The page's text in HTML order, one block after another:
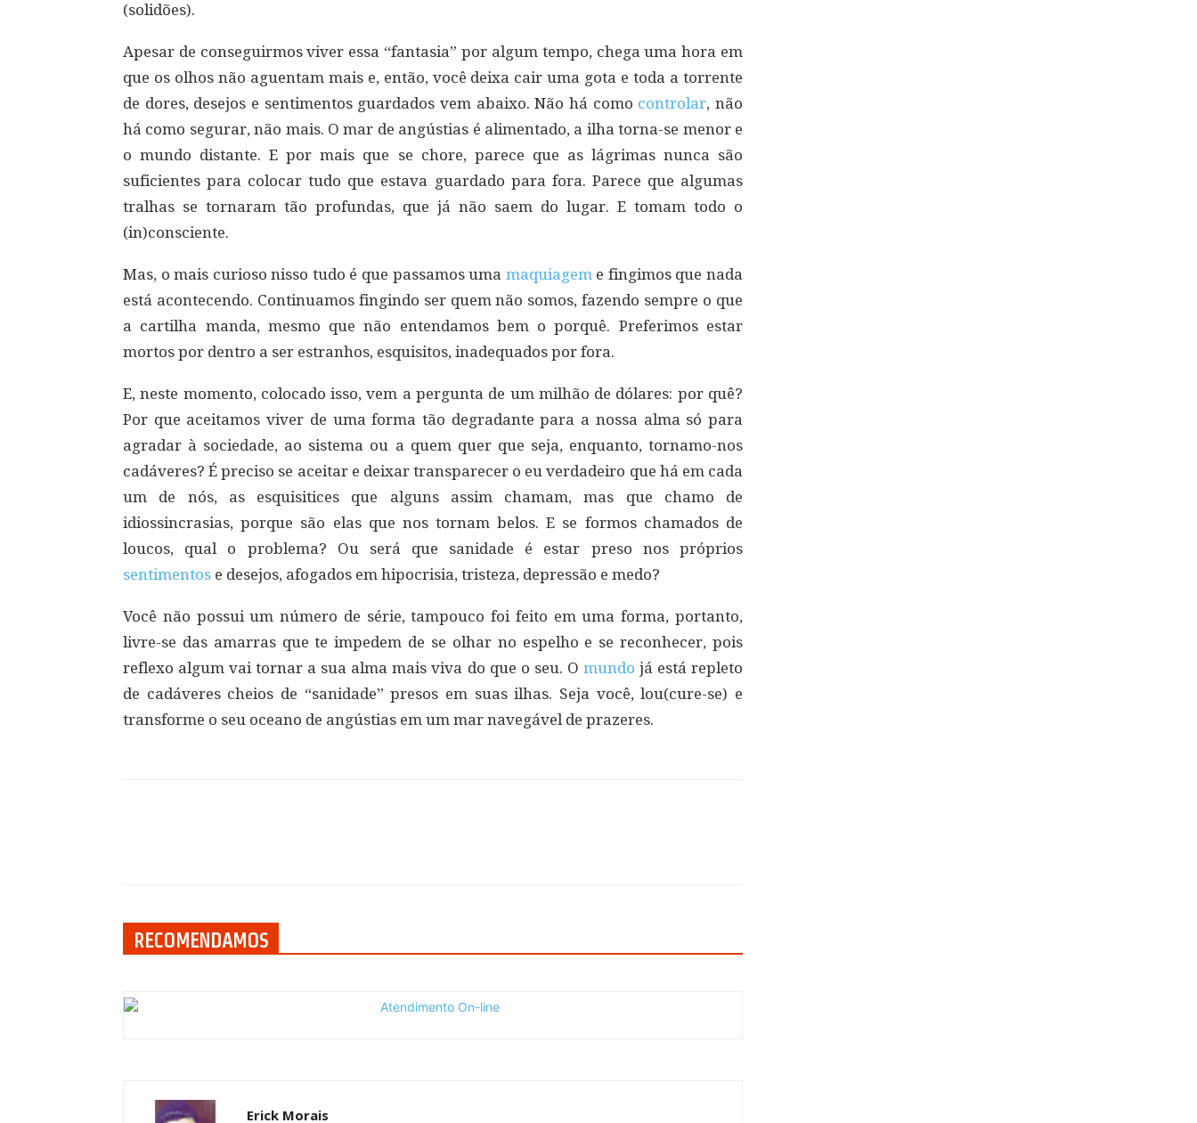
(solidões).
Apesar de conseguirmos viver essa “fantasia” por algum tempo, chega uma hora em
que os olhos não aguentam mais e, então, você deixa cair uma gota e toda a torrente
de dores, desejos e sentimentos guardados vem abaixo. Não há como controlar, não
há como segurar, não mais. O mar de angústias é alimentado, a ilha torna-se menor e
o mundo distante. E por mais que se chore, parece que as lágrimas nunca são
suficientes para colocar tudo que estava guardado para fora. Parece que algumas
tralhas se tornaram tão profundas, que já não saem do lugar. E tomam todo o
(in)consciente.
Mas, o mais curioso nisso tudo é que passamos uma maquiageme fingimos que nada
está acontecendo. Continuamos fingindo ser quem não somos, fazendo sempre o que
a cartilha manda, mesmo que não entendamos bem o porquê. Preferimos estar
mortos por dentro a ser estranhos, esquisitos, inadequados por fora.
E, neste momento, colocado isso, vem a pergunta de um milhão de dólares: por quê?
Por que aceitamos viver de uma forma tão degradante para a nossa alma só para
agradar à sociedade, ao sistema ou a quem quer que seja, enquanto, tornamo-nos
cadáveres? É preciso se aceitar e deixar transparecer o eu verdadeiro que há em cada
um de nós, as esquisitices que alguns assim chamam, mas que chamo de
idiossincrasias, porque são elas que nos tornam belos. E se formos chamados de
loucos, qual o problema? Ou será que sanidade é estar preso nos próprios
sentimentos e desejos, afogados em hipocrisia, tristeza, depressão e medo?
Você não possui um número de série, tampouco foi feito em uma forma, portanto,
livre-se das amarras que te impedem de se olhar no espelho e se reconhecer, pois
reflexo algum vai tornar a sua alma mais viva do que o seu. O mundo já está repleto
de cadáveres cheios de “sanidade” presos em suas ilhas. Seja você, lou(cure-se) e
transforme o seu oceano de angústias em um mar navegável de prazeres.
RECOMENDAMOS
Erick Morais